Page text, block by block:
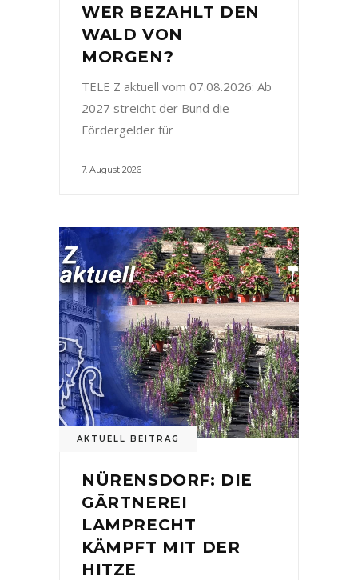
WER BEZAHLT DEN
WALD VON
MORGEN?
TELE Z aktuell vom 07.08.2026: Ab
2027 streicht der Bund die
Fördergelder für
7. August 2026
AKTUELL BEITRAG
NÜRENSDORF: DIE
GÄRTNEREI
LAMPRECHT
KÄMPFT MIT DER
HITZE